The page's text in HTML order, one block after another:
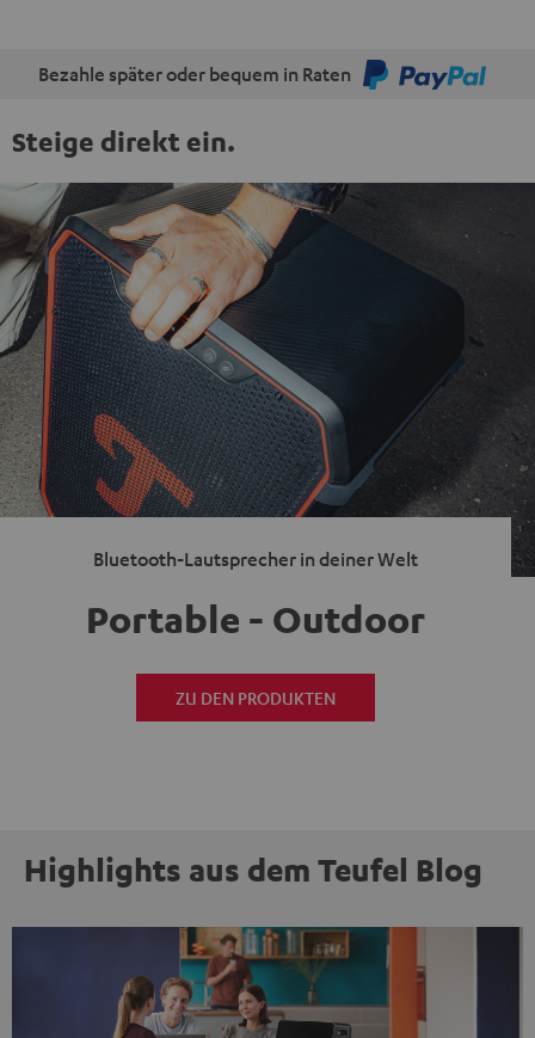
Bezahle später oder bequem in Raten
Steige direkt ein.
Bluetooth-Lautsprecher in deiner Welt
Portable - Outdoor
ZU DEN PRODUKTEN
Highlights aus dem Teufel Blog